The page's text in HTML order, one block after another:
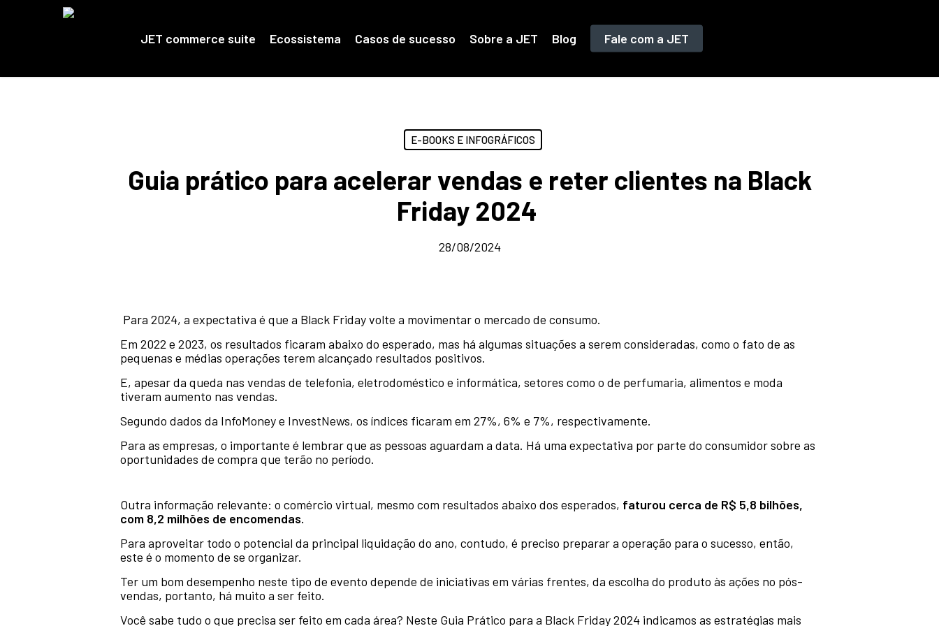
JET commerce suite Ecossistema Casos de sucesso Sobre a JET Blog Fale com a JET
E-BOOKS E INFOGRÁFICOS
Guia prático para acelerar vendas e reter clientes na Black
Friday 2024
28/08/2024
Para 2024, a expectativa é que a Black Friday volte a movimentar o mercado de consumo.
Em 2022 e 2023, os resultados ficaram abaixo do esperado, mas há algumas situações a serem consideradas, como o fato de as
pequenas e médias operações terem alcançado resultados positivos.
E, apesar da queda nas vendas de telefonia, eletrodoméstico e informática, setores como o de perfumaria, alimentos e moda
tiveram aumento nas vendas.
Segundo dados da InfoMoney e InvestNews, os índices ficaram em 27%, 6% e 7%, respectivamente.
Para as empresas, o importante é lembrar que as pessoas aguardam a data. Há uma expectativa por parte do consumidor sobre as
oportunidades de compra que terão no período.
Outra informação relevante: o comércio virtual, mesmo com resultados abaixo dos esperados, faturou cerca de R$ 5,8 bilhões,
com 8,2 milhões de encomendas.
Para aproveitar todo o potencial da principal liquidação do ano, contudo, é preciso preparar a operação para o sucesso, então,
este é o momento de se organizar.
Ter um bom desempenho neste tipo de evento depende de iniciativas em várias frentes, da escolha do produto às ações no pós-
vendas, portanto, há muito a ser feito.
Você sabe tudo o que precisa ser feito em cada área? Neste Guia Prático para a Black Friday 2024 indicamos as estratégias mais